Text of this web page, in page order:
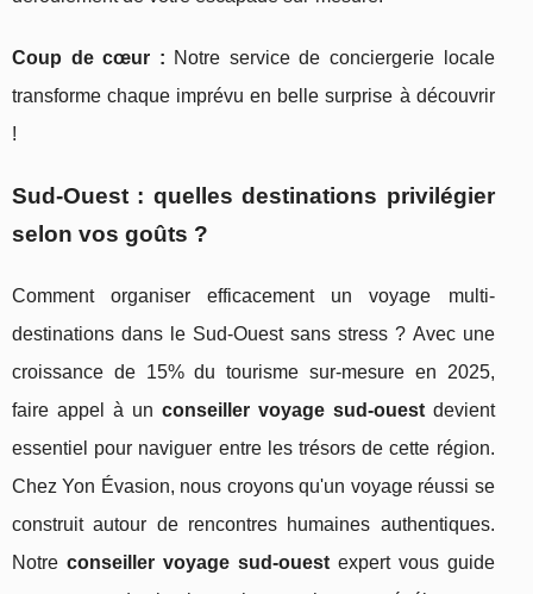
Coup de cœur : Notre service de conciergerie locale
transforme chaque imprévu en belle surprise à découvrir
!
Sud-Ouest : quelles destinations privilégier
selon vos goûts ?
Comment organiser efficacement un voyage multi-
destinations dans le Sud-Ouest sans stress ? Avec une
croissance de 15% du tourisme sur-mesure en 2025,
faire appel à un conseiller voyage sud-ouestdevient
essentiel pour naviguer entre les trésors de cette région.
Chez Yon Évasion, nous croyons qu'un voyage réussi se
construit autour de rencontres humaines authentiques.
Notre conseiller voyage sud-ouestexpert vous guide